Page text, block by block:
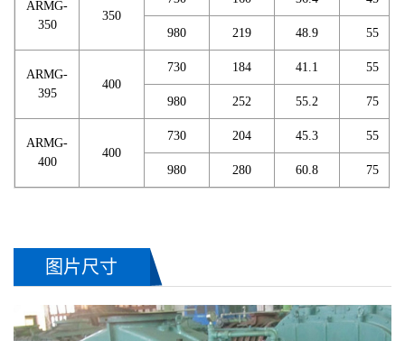
ARMG-
350
350
980 219 48.9 55
ARMG-
395
400
730 184 41.1 55
980 252 55.2 75
ARMG-
400
400
730 204 45.3 55
980 280 60.8 75
图片尺寸